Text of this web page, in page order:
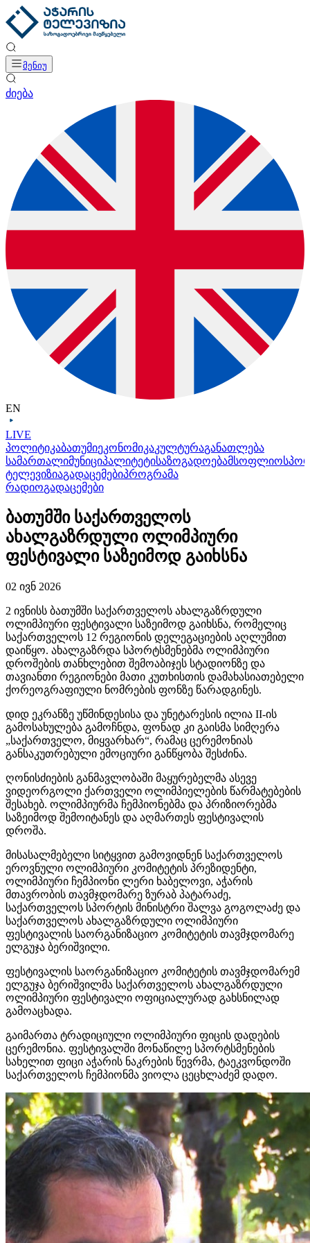
მენიუ
ძიება
EN
LIVE
პოლიტიკაბათუმიეკონომიკაკულტურაგანათლება
სამართალიმუნიციპალიტეტისაზოგადოებამსოფლიო
ტელევიზიაგადაცემებიპროგრამა
რადიოგადაცემები
ბათუმში საქართველოს
ახალგაზრდული ოლიმპიური
ფესტივალი საზეიმოდ გაიხსნა
02 ივნ 2026
2 ივნისს ბათუმში საქართველოს ახალგაზრდული
ოლიმპიური ფესტივალი საზეიმოდ გაიხსნა, რომელიც
საქართველოს 12 რეგიონის დელეგაციების აღლუმით
დაიწყო. ახალგაზრდა სპორტსმენებმა ოლიმპიური
დროშების თანხლებით შემოაბიჯეს სტადიონზე და
თავიანთი რეგიონები მათი კუთხისთის დამახასიათებელი
ქორეოგრაფიული ნომრების ფონზე წარადგინეს.
დიდ ეკრანზე უწმინდესისა და უნეტარესის ილია II-ის
გამოსახულება გამოჩნდა, ფონად კი გაისმა სიმღერა
„საქართველო, მიყვარხარ“, რამაც ცერემონიას
განსაკუთრებული ემოციური განწყობა შესძინა.
ღონისძიების განმავლობაში მაყურებელმა ასევე
ვიდეორგოლი ქართველი ოლიმპიელების წარმატებების
შესახებ. ოლიმპიურმა ჩემპიონებმა და პრიზიორებმა
საზეიმოდ შემოიტანეს და აღმართეს ფესტივალის
დროშა.
მისასალმებელი სიტყვით გამოვიდნენ საქართველოს
ეროვნული ოლიმპიური კომიტეტის პრეზიდენტი,
ოლიმპიური ჩემპიონი ლერი ხაბელოვი, აჭარის
მთავრობის თავმჯდომარე ზურაბ პატარაძე,
საქართველოს სპორტის მინისტრი შალვა გოგოლაძე და
საქართველოს ახალგაზრდული ოლიმპიური
ფესტივალის საორგანიზაციო კომიტეტის თავმჯდომარე
ელგუჯა ბერიშვილი.
ფესტივალის საორგანიზაციო კომიტეტის თავმჯდომარემ
ელგუჯა ბერიშვილმა საქართველოს ახალგაზრდული
ოლიმპიური ფესტივალი ოფიციალურად გახსნილად
გამოაცხადა.
გაიმართა ტრადიციული ოლიმპიური ფიცის დადების
ცერემონია. ფესტივალში მონაწილე სპორტსმენების
სახელით ფიცი აჭარის ნაკრების წევრმა, ტაეკვონდოში
საქართველოს ჩემპიონმა ვიოლა ცეცხლაძემ დადო.